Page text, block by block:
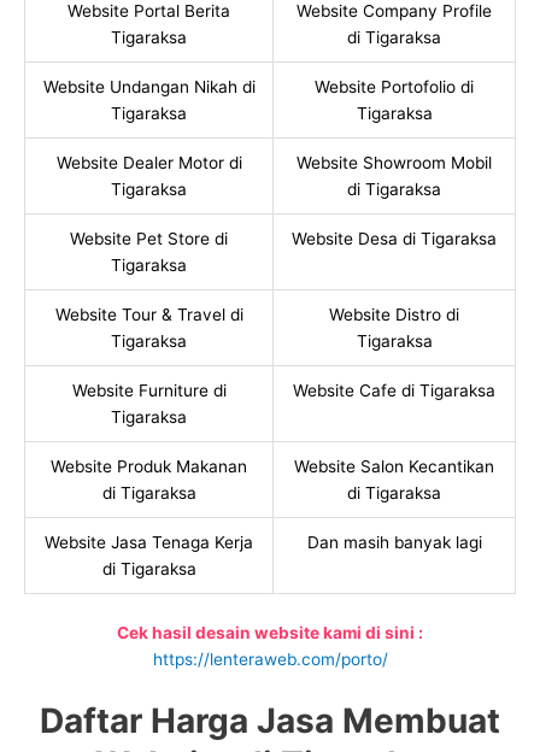
Website Portal Berita
Tigaraksa
Website Company Profile
di Tigaraksa
Website Undangan Nikah di
Tigaraksa
Website Portofolio di
Tigaraksa
Website Dealer Motor di
Tigaraksa
Website Showroom Mobil
di Tigaraksa
Website Pet Store di
Tigaraksa
Website Desa di Tigaraksa
Website Tour & Travel di
Tigaraksa
Website Distro di
Tigaraksa
Website Furniture di
Tigaraksa
Website Cafe di Tigaraksa
Website Produk Makanan
di Tigaraksa
Website Salon Kecantikan
di Tigaraksa
Website Jasa Tenaga Kerja
di Tigaraksa
Dan masih banyak lagi
Cek hasil desain website kami di sini :
https://lenteraweb.com/porto/
Daftar Harga Jasa Membuat